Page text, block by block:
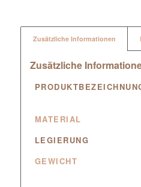
Zusätzliche Informationen
Zusätzliche
MATERIAL
LEGIERUNG
GEWICHT